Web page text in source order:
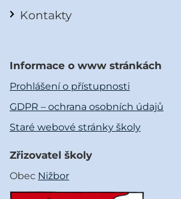
Kontakty
Informace o www stránkách
Prohlášení o přístupnosti
GDPR – ochrana osobních údajů
Staré webové stránky školy
Zřizovatel školy
Obec Nižbor